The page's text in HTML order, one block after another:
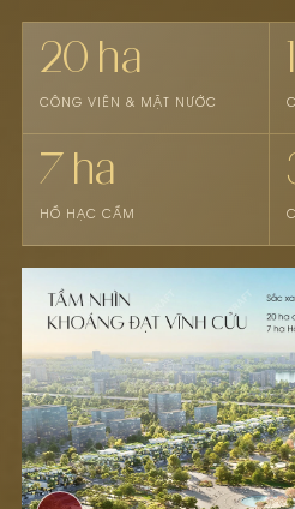
20 ha
CÔNG VIÊN & MẶT NƯỚC
7 ha
HỒ HẠC CẦM